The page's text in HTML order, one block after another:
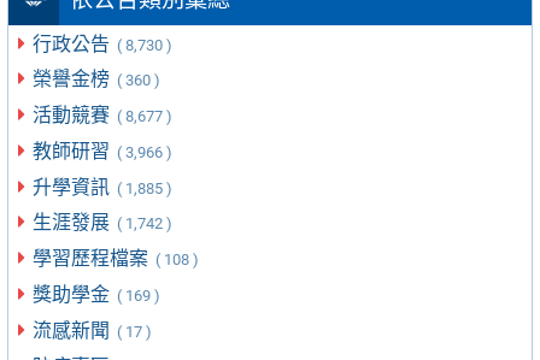
行政公告 ( 8,730 )
榮譽金榜 ( 360 )
活動競賽 ( 8,677 )
教師研習 ( 3,966 )
升學資訊 ( 1,885 )
生涯發展 ( 1,742 )
學習歷程檔案 ( 108 )
獎助學金 ( 169 )
流感新聞 ( 17 )